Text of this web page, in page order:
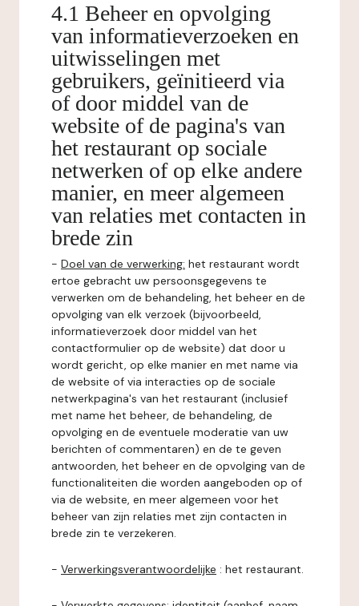
4.1 Beheer en opvolging
van informatieverzoeken en
uitwisselingen met
gebruikers, geïnitieerd via
of door middel van de
website of de pagina's van
het restaurant op sociale
netwerken of op elke andere
manier, en meer algemeen
van relaties met contacten in
brede zin
- Doel van de verwerking: het restaurant wordt
ertoe gebracht uw persoonsgegevens te
verwerken om de behandeling, het beheer en de
opvolging van elk verzoek (bijvoorbeeld,
informatieverzoek door middel van het
contactformulier op de website) dat door u
wordt gericht, op elke manier en met name via
de website of via interacties op de sociale
netwerkpagina's van het restaurant (inclusief
met name het beheer, de behandeling, de
opvolging en de eventuele moderatie van uw
berichten of commentaren) en de te geven
antwoorden, het beheer en de opvolging van de
functionaliteiten die worden aangeboden op of
via de website, en meer algemeen voor het
beheer van zijn relaties met zijn contacten in
brede zin te verzekeren.
- Verwerkingsverantwoordelijke : het restaurant.